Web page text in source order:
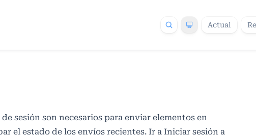
Actual
sesión son necesarios para enviar elementos en
el estado de los envíos recientes. Ir a Iniciar sesión a